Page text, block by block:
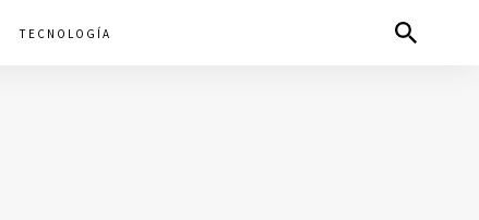
TECNOLOGÍA